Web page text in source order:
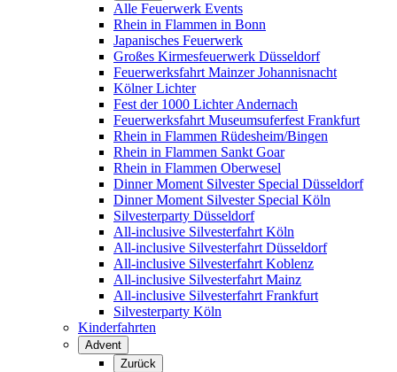
Alle Feuerwerk Events
Rhein in Flammen in Bonn
Japanisches Feuerwerk
Großes Kirmesfeuerwerk Düsseldorf
Feuerwerksfahrt Mainzer Johannisnacht
Kölner Lichter
Fest der 1000 Lichter Andernach
Feuerwerksfahrt Museumsuferfest Frankfurt
Rhein in Flammen Rüdesheim/Bingen
Rhein in Flammen Sankt Goar
Rhein in Flammen Oberwesel
Dinner Moment Silvester Special Düsseldorf
Dinner Moment Silvester Special Köln
Silvesterparty Düsseldorf
All-inclusive Silvesterfahrt Köln
All-inclusive Silvesterfahrt Düsseldorf
All-inclusive Silvesterfahrt Koblenz
All-inclusive Silvesterfahrt Mainz
All-inclusive Silvesterfahrt Frankfurt
Silvesterparty Köln
Kinderfahrten
Advent
Zurück